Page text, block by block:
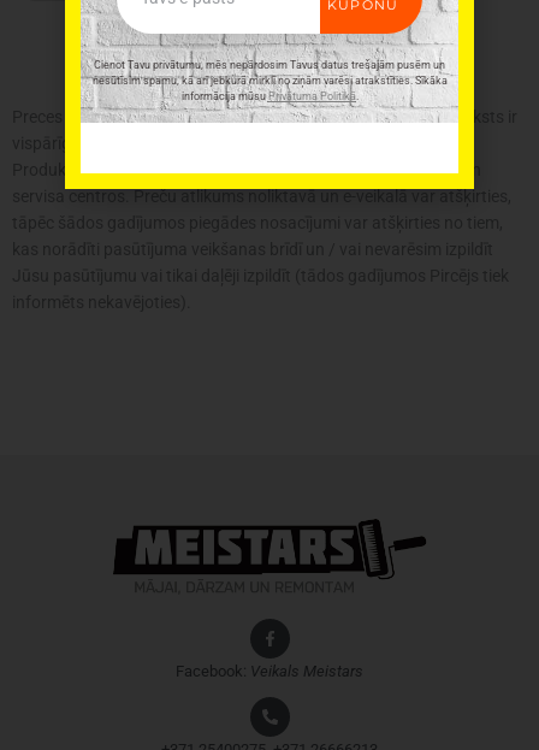
karuselis,
sudraba
daudzums
Preces krāsa var atšķirties no attēlā redzamās. Produkta apraksts ir
Produktu cenas e-veikalā var atšķirties no cenām lielveikalos un
servisa centros. Preču atlikums noliktavā un e-veikalā var atšķirties,
Facebook: Veikals Meistars
KUPONU
Cienot Tavu privātumu, mēs nepārdosim Tavus datus trešajām pusēm un
nesūtīsim spamu, kā arī jebkurā mirklī no ziņām varēsi atrakstīties. Sīkāka
informācija mūsu Privātuma Politikā.